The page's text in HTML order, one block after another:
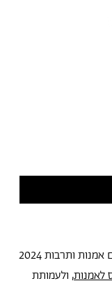
ותרבות 2024
לאמנות, ולעמותת